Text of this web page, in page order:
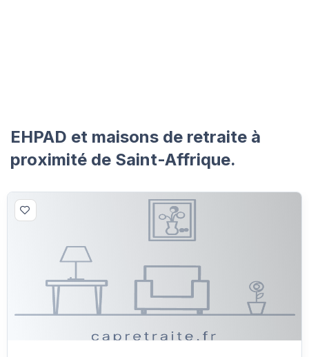
EHPAD et maisons de retraite à
proximité de Saint-Affrique.